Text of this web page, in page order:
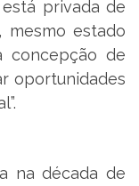
privada de
estado
concepção de
oportunidades
na década de